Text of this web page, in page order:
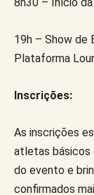
19h – Show de
Plataforma
Inscrições:
As inscrições
atletas básicos
do evento e
confirmados